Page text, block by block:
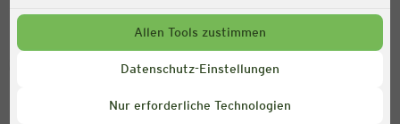
Allen Tools zustimmen
Datenschutz-Einstellungen
Nur erforderliche Technologien
Service Hotline
Montag bis Freitag 8-18 Uhr